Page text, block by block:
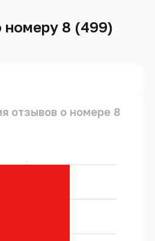
номеру 8 (499)
отзывов о номере 8